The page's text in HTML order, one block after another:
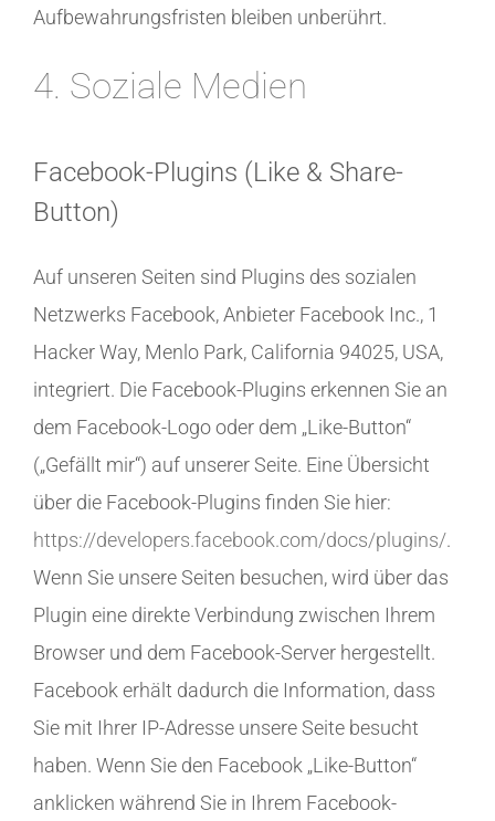
Aufbewahrungsfristen bleiben unberührt.
4. Soziale Medien
Facebook-Plugins (Like & Share-
Button)
Auf unseren Seiten sind Plugins des sozialen
Netzwerks Facebook, Anbieter Facebook Inc., 1
Hacker Way, Menlo Park, California 94025, USA,
integriert. Die Facebook-Plugins erkennen Sie an
dem Facebook-Logo oder dem „Like-Button“
(„Gefällt mir“) auf unserer Seite. Eine Übersicht
über die Facebook-Plugins finden Sie hier:
https://developers.facebook.com/docs/plugins/.
Wenn Sie unsere Seiten besuchen, wird über das
Plugin eine direkte Verbindung zwischen Ihrem
Browser und dem Facebook-Server hergestellt.
Facebook erhält dadurch die Information, dass
Sie mit Ihrer IP-Adresse unsere Seite besucht
haben. Wenn Sie den Facebook „Like-Button“
anklicken während Sie in Ihrem Facebook-